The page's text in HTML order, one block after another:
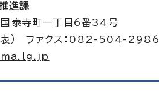
進課
寺町一丁目6番34号
） ファクス：082-504-2986